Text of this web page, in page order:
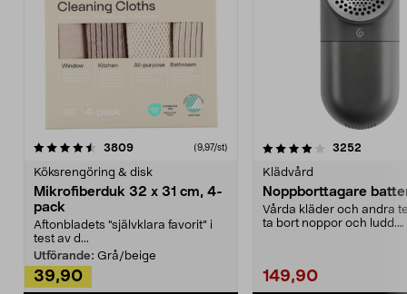
3809recensioner (9,97/st)
Köksrengöring & disk
Mikrofiberduk 32 x 31 cm, 4-
pack
Aftonbladets "självklara favorit” i
test av d...
Utförande: Grå/beige
39,90
4.0av 5 stjärnor 3252
Klädvård
Noppborttagare
Vårda kläder och andra
ta bort noppor och ludd.
149,90
4.5av 5 stjärnor